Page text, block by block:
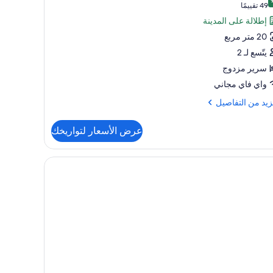
10
49 تقييمًا
(49
تقييمًا)
إطلالة على المدينة
20 متر مربع
يتّسع لـ 2
سرير مزدوج
واي فاي مجاني
من التفاصيل
عرض الأسعار لتواريخك